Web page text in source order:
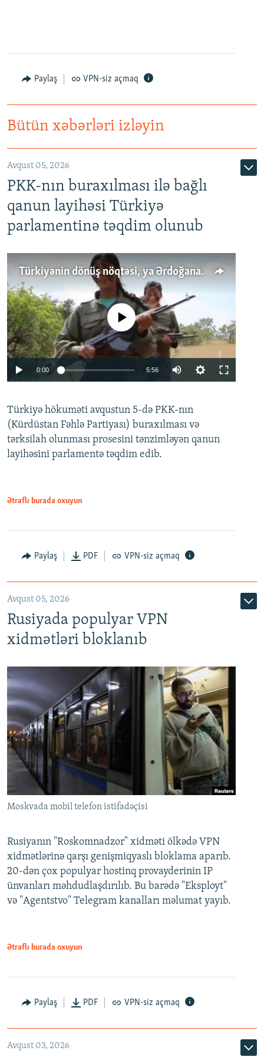
Paylaş VPN-siz açmaq
Bütün xəbərləri izləyin
Avqust 05, 2026
PKK-nın buraxılması ilə bağlı
qanun layihəsi Türkiyə
parlamentinə təqdim olunub
Türkiyənin dönüş nöqtəsi, ya Ərdoğana üçüncü şans: PKK ilə qəfil barışıq nə deməkdir?
Auto 240p 360p 480p
720p 1080p
No media source currently available
0:00 5:56
360p
480p
Türkiyə hökuməti avqustun 5-də PKK-nın
(Kürdüstan Fəhlə Partiyası) buraxılması və
tərksilah olunması prosesini tənzimləyən qanun
layihəsini parlamentə təqdim edib.
Ətraflı burada oxuyun
Paylaş PDF VPN-siz açmaq
Avqust 05, 2026
Rusiyada populyar VPN
xidmətləri bloklanıb
Moskvada mobil telefon istifadəçisi
Rusiyanın "Roskomnadzor" xidməti ölkədə VPN
xidmətlərinə qarşı genişmiqyaslı bloklama aparıb.
20-dən çox populyar hostinq provayderinin IP
ünvanları məhdudlaşdırılıb. Bu barədə "Eksployt"
və "Agentstvo" Telegram kanalları məlumat yayıb.
Ətraflı burada oxuyun
Paylaş PDF VPN-siz açmaq
Avqust 03, 2026